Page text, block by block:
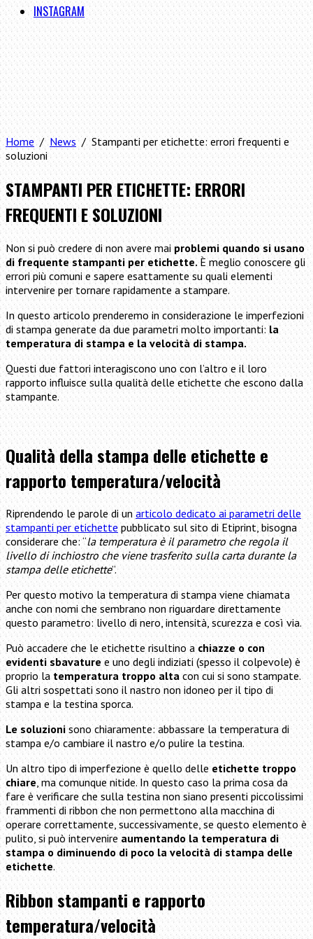
INSTAGRAM
Home/News/ Stampanti per etichette: errori frequenti e
soluzioni
STAMPANTI PER ETICHETTE: ERRORI
FREQUENTI E SOLUZIONI
Non si può credere di non avere maiproblemi quando si usano
di frequente stampanti per etichette.È meglio conoscere gli
errori più comuni e sapere esattamente su quali elementi
intervenire per tornare rapidamente a stampare.
In questo articolo prenderemo in considerazione le imperfezioni
di stampa generate da due parametri molto importanti:la
temperatura di stampa e la velocità di stampa.
Questi due fattori interagiscono uno con l’altro e il loro
rapporto influisce sulla qualità delle etichette che escono dalla
stampante.
Qualità della stampa delle etichette e
rapporto temperatura/velocità
Riprendendo le parole di unarticolo dedicato ai parametri delle
stampanti per etichettepubblicato sul sito di Etiprint, bisogna
considerare che: “la temperatura è il parametro che regola il
livello di inchiostro che viene trasferito sulla carta durante la
stampa delle etichette”.
Per questo motivo la temperatura di stampa viene chiamata
anche con nomi che sembrano non riguardare direttamente
questo parametro: livello di nero, intensità, scurezza e così via.
Può accadere che le etichette risultino achiazze o con
evidenti sbavaturee uno degli indiziati (spesso il colpevole) è
proprio latemperatura troppo altacon cui si sono stampate.
Gli altri sospettati sono il nastro non idoneo per il tipo di
stampa e la testina sporca.
Le soluzionisono chiaramente: abbassare la temperatura di
stampa e/o cambiare il nastro e/o pulire la testina.
Un altro tipo di imperfezione è quello delleetichette troppo
chiare, ma comunque nitide. In questo caso la prima cosa da
fare è verificare che sulla testina non siano presenti piccolissimi
frammenti di ribbon che non permettono alla macchina di
operare correttamente, successivamente, se questo elemento è
pulito, si può intervenireaumentando la temperatura di
stampa o diminuendo di poco la velocità di stampa delle
etichette.
Ribbon stampanti e rapporto
temperatura/velocità